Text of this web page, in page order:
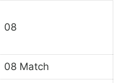
08
08 Match